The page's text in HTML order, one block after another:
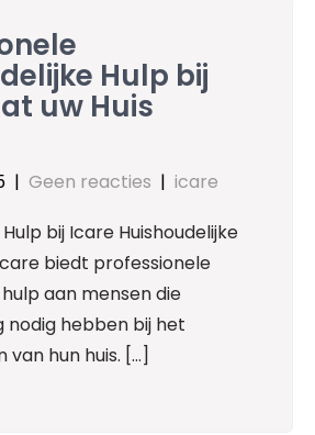
Hulp bij
uw Huis
| Geen reacties | icare
bij Icare Huishoudelijke
biedt professionele
aan mensen die
nodig hebben bij het
van hun huis. […]